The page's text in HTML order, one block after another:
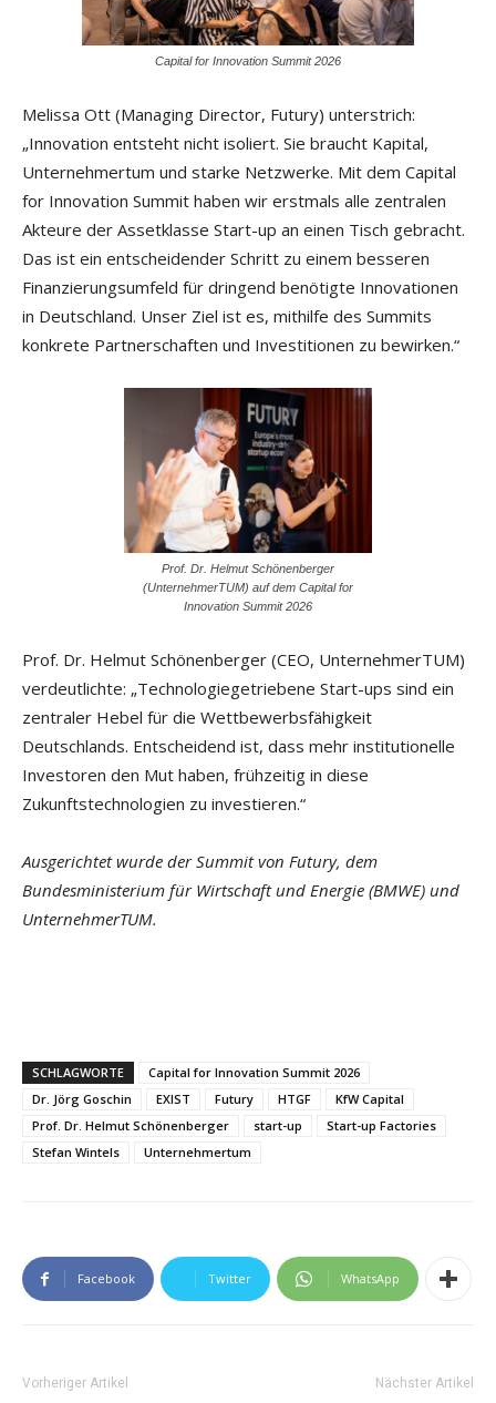
Capital for Innovation Summit 2026
Melissa Ott (Managing Director, Futury) unterstrich:
„Innovation entsteht nicht isoliert. Sie braucht Kapital,
Unternehmertum und starke Netzwerke. Mit dem Capital
for Innovation Summit haben wir erstmals alle zentralen
Akteure der Assetklasse Start-up an einen Tisch gebracht.
Das ist ein entscheidender Schritt zu einem besseren
Finanzierungsumfeld für dringend benötigte Innovationen
in Deutschland. Unser Ziel ist es, mithilfe des Summits
konkrete Partnerschaften und Investitionen zu bewirken.“
Prof. Dr. Helmut Schönenberger
(UnternehmerTUM) auf dem Capital for
Innovation Summit 2026
Prof. Dr. Helmut Schönenberger (CEO, UnternehmerTUM)
verdeutlichte: „Technologiegetriebene Start-ups sind ein
zentraler Hebel für die Wettbewerbsfähigkeit
Deutschlands. Entscheidend ist, dass mehr institutionelle
Investoren den Mut haben, frühzeitig in diese
Zukunftstechnologien zu investieren.“
Ausgerichtet wurde der Summit von Futury, dem
Bundesministerium für Wirtschaft und Energie (BMWE) und
UnternehmerTUM.
SCHLAGWORTE
Capital for Innovation Summit 2026
Dr. Jörg Goschin
EXIST Futury HTGF
KfW Capital
Prof. Dr. Helmut Schönenberger
start-up
Start-up Factories
Stefan Wintels
Unternehmertum
Facebook Twitter WhatsApp
Vorheriger Artikel Nächster Artikel